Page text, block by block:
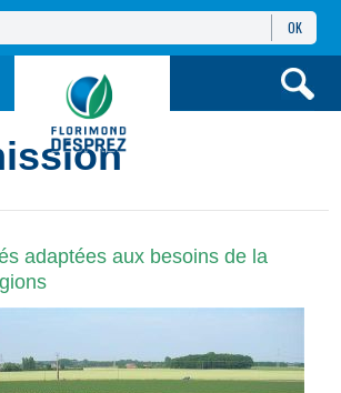
OK
adaptées aux besoins de la